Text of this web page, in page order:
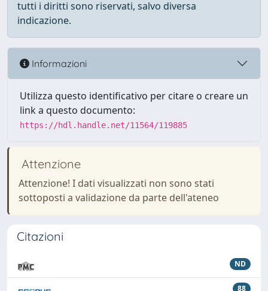
tutti i diritti sono riservati, salvo diversa
indicazione.
Informazioni
Utilizza questo identificativo per citare o creare un
link a questo documento:
https://hdl.handle.net/11564/119885
Attenzione
Attenzione! I dati visualizzati non sono stati
sottoposti a validazione da parte dell'ateneo
Citazioni
ND
88